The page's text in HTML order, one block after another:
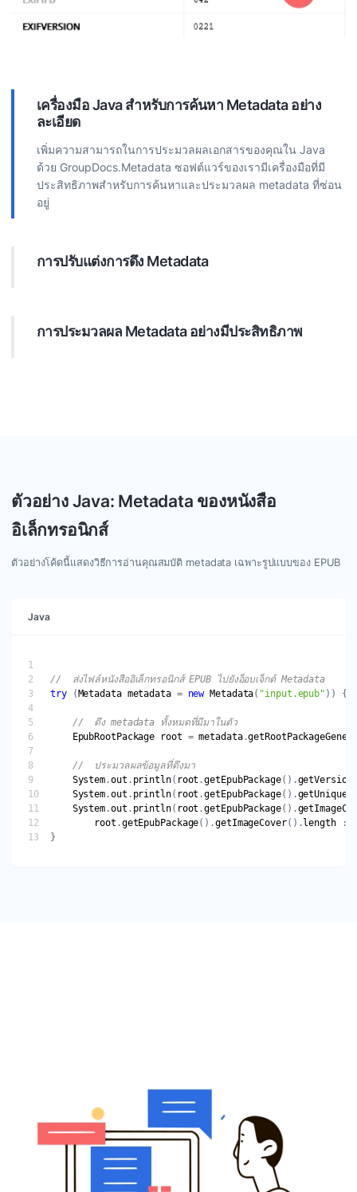
เครื่องมือ Java สำหรับการค้นหา Metadata อย่าง
ละเอียด
เพิ่มความสามารถในการประมวลผลเอกสารของคุณใน Java
ด้วย GroupDocs.Metadata ซอฟต์แวร์ของเรามีเครื่องมือที่มี
ประสิทธิภาพสำหรับการค้นหาและประมวลผล metadata ที่ซ่อน
อยู่
การปรับแต่งการดึง Metadata
regular expression ฯลฯ เพื่อให้ได้ผลลัพธ์ที่ต้องการอย่างแม่นยำ
การประมวลผล Metadata อย่างมีประสิทธิภาพ
ตัวอย่าง Java: Metadata ของหนังสือ
อิเล็กทรอนิกส์
ตัวอย่างโค้ดนี้แสดงวิธีการอ่านคุณสมบัติ metadata เฉพาะรูปแบบของ EPUB
Java
try ( Metadata metadata = new Metadata( "input.epub"
//  ดึง metadata ทั้งหมดที่มีมาในตัว
EpubRootPackage
root = metadata.
//  ประมวลผลข้อมูลที่ดึงมา
System .out . println( root .getEpubPackage().getVersion
System .out . println( root .getEpubPackage().
System .out . println( root .getEpubPackage().
root .getEpubPackage().getImageCover(). length :